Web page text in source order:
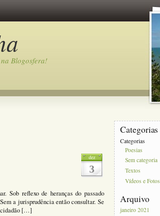
Blogosfera!
dez
3
Sob reflexo de heranças do passado
a jurisprudência então consultar. Se
cidadão […]
Categorias
Categorias
Poesias
Sem categoria
Textos
Vídeos e Fotos
Arquivo
janeiro 2021